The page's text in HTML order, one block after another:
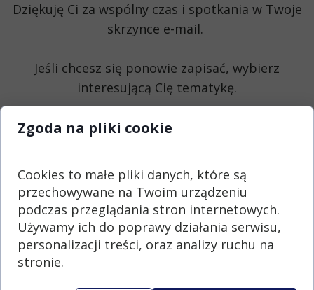
"Delegowanie w skalowaniu
Bezpłatny e-book
wirtualnej asyście"
Dziękuję Ci za wspólny czas i spotkania w Twoje
skrzynce e-mail.
Jeśli chcesz się ponowie zapisać, wybierz
interesującą Cię tematykę.
Zgoda na pliki cookie
Cookies to małe pliki danych, które są
przechowywane na Twoim urządzeniu
podczas przeglądania stron internetowych.
Używamy ich do poprawy działania serwisu,
personalizacji treści, oraz analizy ruchu na
stronie.